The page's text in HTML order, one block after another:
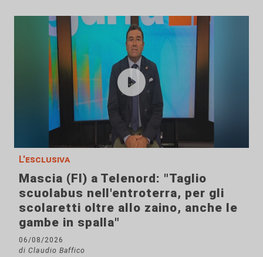
L'esclusiva
Mascia (FI) a Telenord: "Taglio
scuolabus nell'entroterra, per gli
scolaretti oltre allo zaino, anche le
gambe in spalla"
06/08/2026
di Claudio Baffico